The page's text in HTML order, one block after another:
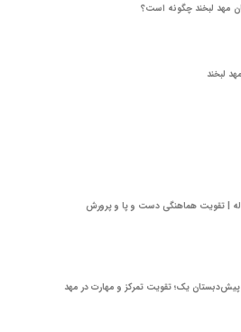
مهد لبخند چگونه است؟
لبخند
حرکتی جای‌گذاری کودکان ۴ ساله | تقویت هماهنگی دست و پا و پرورش
یک؛ تقویت تمرکز و مهارت‌ در مهد